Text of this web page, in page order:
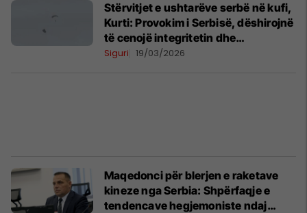
Stërvitjet e ushtarëve serbë në kufi,
Kurti: Provokim i Serbisë, dëshirojnë
të cenojë integritetin dhe
sovranitetin e Kosovës
Siguri 19/03/2026
Maqedonci për blerjen e raketave
kineze nga Serbia: Shpërfaqje e
tendencave hegjemoniste ndaj